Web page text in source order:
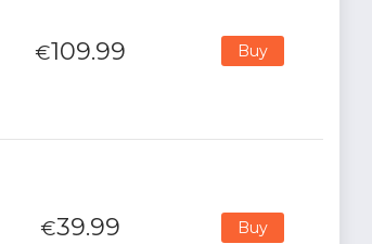
€109.99 Buy
€39.99 Buy